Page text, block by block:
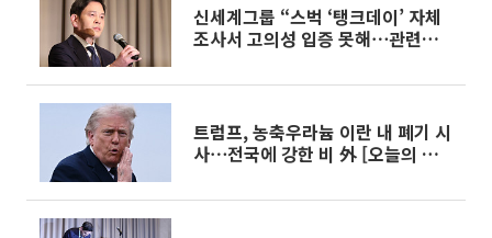
신세계그룹 “스벅 ‘탱크데이’ 자체
조사서 고의성 입증 못해⋯관련자
트럼프, 농축우라늄 이란 내 폐기 시
사⋯전국에 강한 비 外 [오늘의 주요